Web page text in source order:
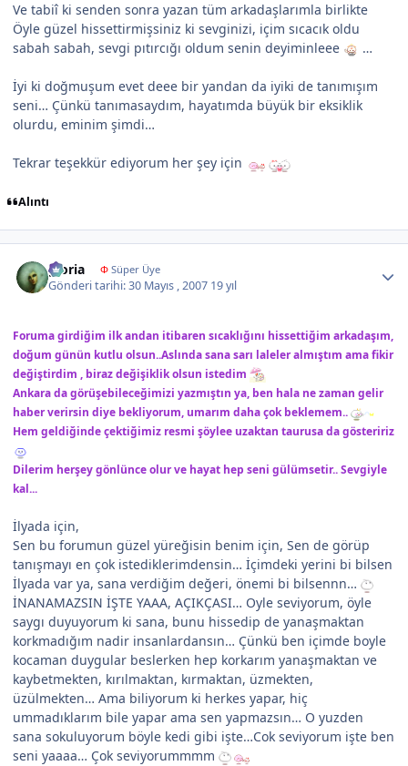
Ve tabiî ki senden sonra yazan tüm arkadaşlarımla birlikte
Öyle güzel hissettirmişsiniz ki sevginizi, içim sıcacık oldu
sabah sabah, sevgi pıtırcığı oldum senin deyiminleee
…
İyi ki doğmuşum evet deee bir yandan da iyiki de tanımışım
seni… Çünkü tanımasaydım, hayatımda büyük bir eksiklik
olurdu, eminim şimdi…
Tekrar teşekkür ediyorum her şey için
Alıntı
gloria ΦSüper Üye
Gönderi tarihi:30 Mayıs , 2007 19 yıl
Foruma girdiğim ilk andan itibaren sıcaklığını hissettiğim arkadaşım,
doğum günün kutlu olsun..Aslında sana sarı laleler almıştım ama fikir
değiştirdim , biraz değişiklik olsun istedim
Ankara da görüşebileceğimizi yazmıştın ya, ben hala ne zaman gelir
haber verirsin diye bekliyorum, umarım daha çok beklemem..
Hem geldiğinde çektiğimiz resmi şöylee uzaktan taurusa da gösteririz
Dilerim herşey gönlünce olur ve hayat hep seni gülümsetir.. Sevgiyle
kal...
İlyada için,
Sen bu forumun güzel yüreğisin benim için, Sen de görüp
tanışmayı en çok istediklerimdensin… İçimdeki yerini bi bilsen
İlyada var ya, sana verdiğim değeri, önemi bi bilsennn…
İNANAMAZSIN İŞTE YAAA, AÇIKÇASI… Oyle seviyorum, öyle
saygı duyuyorum ki sana, bunu hissedip de yanaşmaktan
korkmadığım nadir insanlardansın… Çünkü ben içimde boyle
kocaman duygular beslerken hep korkarım yanaşmaktan ve
kaybetmekten, kırılmaktan, kırmaktan, üzmekten,
üzülmekten… Ama biliyorum ki herkes yapar, hiç
ummadıklarım bile yapar ama sen yapmazsın… O yuzden
sana sokuluyorum böyle kedi gibi işte…Cok seviyorum işte ben
seni yaaaa… Çok seviyorummmm